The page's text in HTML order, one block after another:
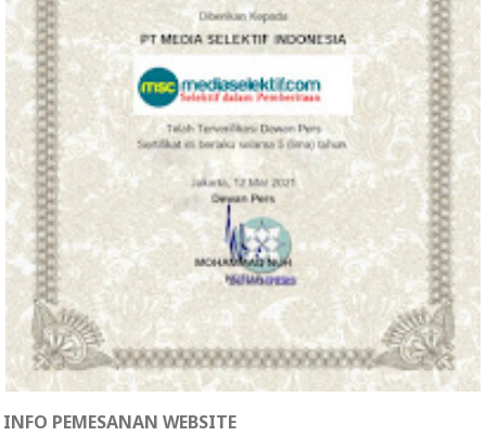
INFO PEMESANAN WEBSITE